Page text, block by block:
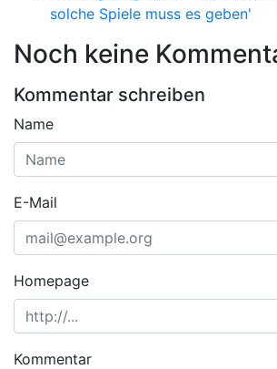
solche Spiele muss es geben'
Noch keine
Kommentar schreiben
Name
E-Mail
Homepage
Kommentar